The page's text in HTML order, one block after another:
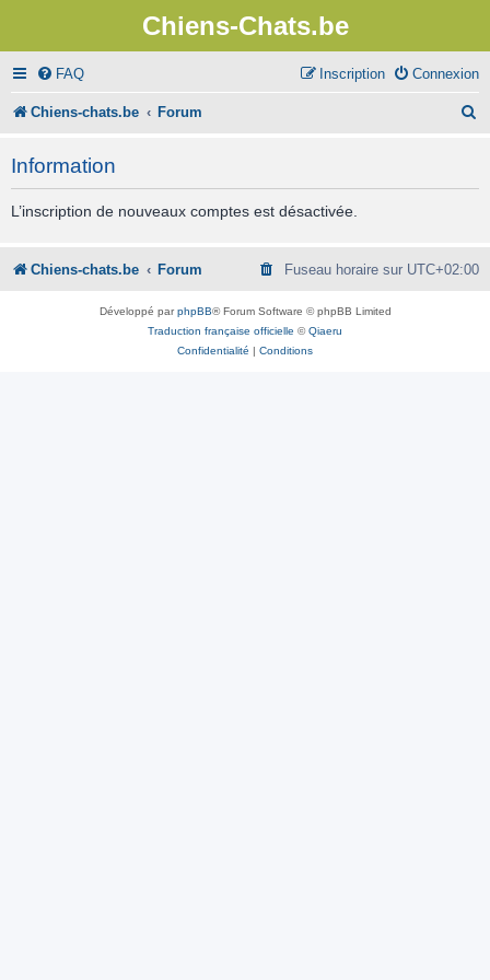
Chiens-Chats.be
FAQ Connexion
Inscription
Chiens-chats.be Forum
r
Information
L’inscription de nouveaux comptes est désactivée.
Chiens-chats.be Forum Fuseau horaire sur UTC+02:00
Développé parphpBB® Forum Software © phpBB Limited
Traduction française officielle ©Qiaeru
Confidentialité | Conditions